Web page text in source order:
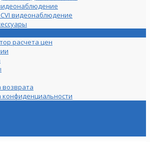
CVI видеонаблюдение
расчета цен
возврата
конфиденциальности